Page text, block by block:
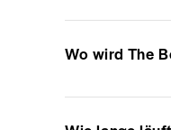
Wo wird The